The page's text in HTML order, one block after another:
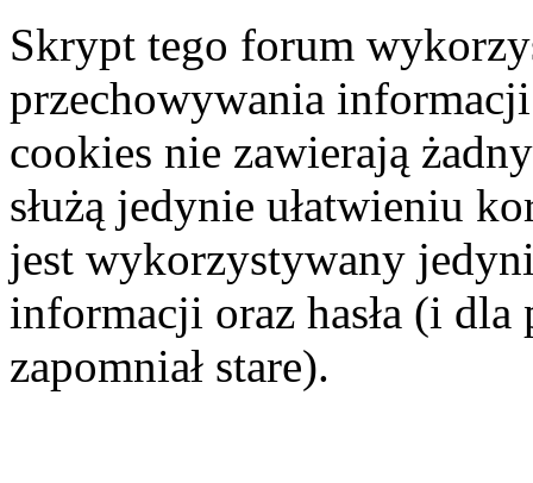
Skrypt tego forum
przechowywania
cookies nie zawierają
służą jedynie ułatwieniu
jest wykorzystywany
informacji oraz hasła (i dla
zapomniał stare).